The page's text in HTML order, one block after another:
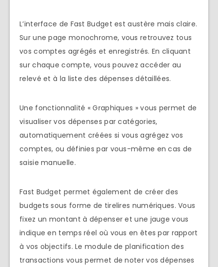
L’interface de Fast Budget est austère mais claire.
Sur une page monochrome, vous retrouvez tous
vos comptes agrégés et enregistrés. En cliquant
sur chaque compte, vous pouvez accéder au
relevé et à la liste des dépenses détaillées.
Une fonctionnalité « Graphiques » vous permet de
visualiser vos dépenses par catégories,
automatiquement créées si vous agrégez vos
comptes, ou définies par vous-même en cas de
saisie manuelle.
Fast Budget permet également de créer des
budgets sous forme de tirelires numériques. Vous
fixez un montant à dépenser et une jauge vous
indique en temps réel où vous en êtes par rapport
à vos objectifs. Le module de planification des
transactions vous permet de noter vos dépenses